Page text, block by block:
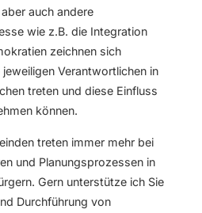
auch andere
wie z.B. die Integration
zeichnen sich
Verantwortlichen in
treten und diese Einfluss
können.
treten immer mehr bei
und Planungsprozessen in
Gern unterstütze ich Sie
Durchführung von